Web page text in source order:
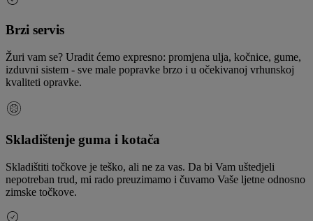
Brzi servis
Žuri vam se? Uradit ćemo expresno: promjena ulja, kočnice, gume,
izduvni sistem - sve male popravke brzo i u očekivanoj vrhunskoj
kvaliteti opravke.
Skladištenje guma i kotača
Skladištiti točkove je teško, ali ne za vas. Da bi Vam uštedjeli
nepotreban trud, mi rado preuzimamo i čuvamo Vaše ljetne odnosno
zimske točkove.